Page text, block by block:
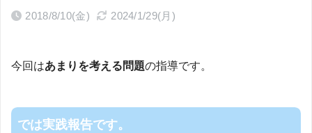
2018/8/10(金) 2024/1/29(月)
今回はあまりを考える問題の指導です。
では実践報告です。